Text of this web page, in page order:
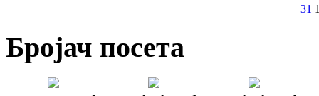
31
Бројач посета